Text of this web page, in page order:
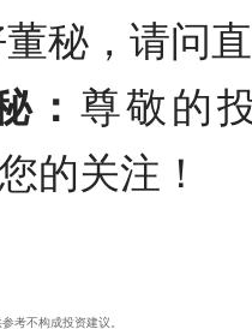
秘，请问
：尊敬的
的关注！
考不构成投资建议。